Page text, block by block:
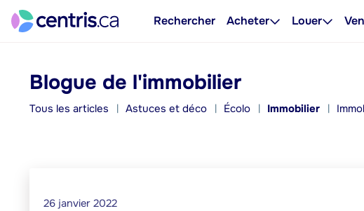
Rechercher Acheter Louer
Blogue de l'immobilier
Tous les articles Astuces et déco Écolo Immobilier
26 janvier 2022